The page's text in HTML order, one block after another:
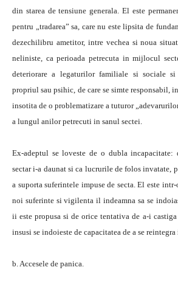
din starea de tensiune generala. El este
pentru „tradarea” sa, care nu este lipsita de
dezechilibru ametitor, intre vechea si noua
neliniste, ca perioada petrecuta in mijlocul
deteriorare a legaturilor familiale si sociale
propriul sau psihic, de care se simte responsabil,
insotita de o problematizare a tuturor
a lungul anilor petrecuti in sanul sectei.
Ex-adeptul se loveste de o dubla incapacitate:
sectar i-a daunat si ca lucrurile de folos invatate,
a suporta suferintele impuse de secta. El este
noi suferinte si vigilenta il indeamna sa se
ii este propusa si de orice tentativa de a-i
insusi se indoieste de capacitatea de a se
b. Accesele de panica.